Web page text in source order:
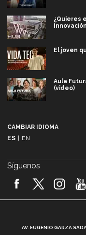
¿Quieres
El joven
Aula
(video)
2026!
CAMBIAR IDIOMA
ES
EN
Síguenos
AV. EUGENIO GARZA